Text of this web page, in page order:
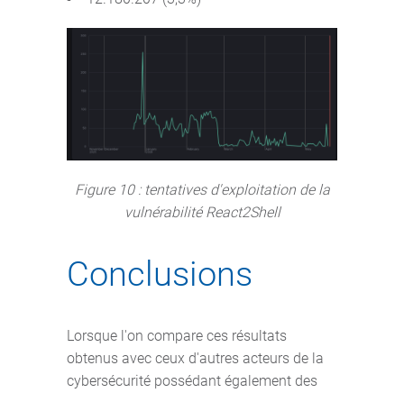
Figure 10 : tentatives d'exploitation de la
vulnérabilité React2Shell
Conclusions
Lorsque l'on compare ces résultats
obtenus avec ceux d'autres acteurs de la
cybersécurité possédant également des